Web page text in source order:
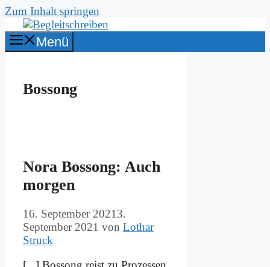
Zum Inhalt springen
Menü
Bossong
No­ra Bos­song: Auch
mor­gen
16. September 2021 3.
September 2021 von Lothar
Struck